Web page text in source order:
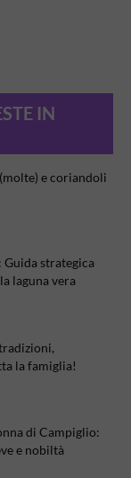
IN
e coriandoli
Guida strategica
laguna vera
la famiglia!
di Campiglio:
e nobiltà